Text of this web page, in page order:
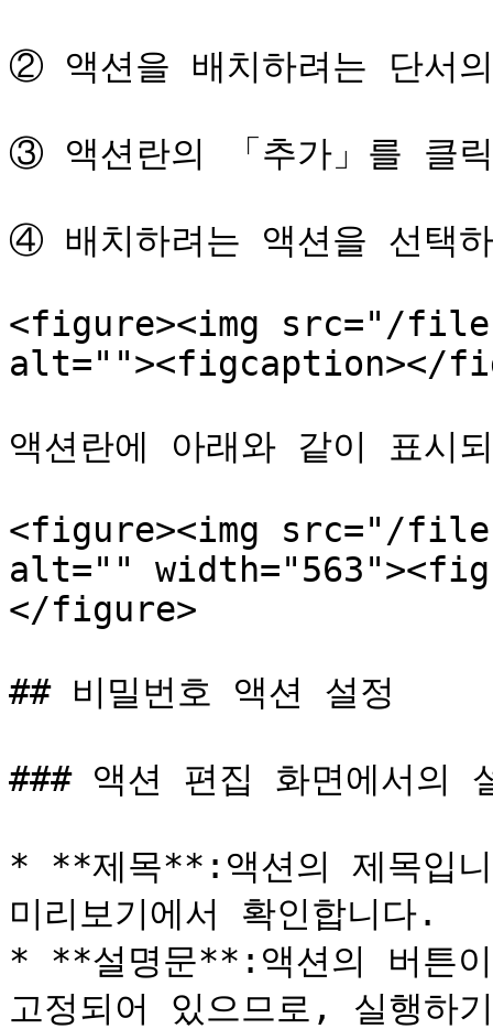
② 액션을 배치하려는 단서
③ 액션란의 「추가」를 클
④ 배치하려는 액션을 선택
<figure><img src="/
alt=""><figcaption></
액션란에 아래와 같이 표시
<figure><img src="/files/
alt=""
</figure>
## 비밀번호 액션 설정
### 액션 편집 화면에서의
* **제목**:액션의 제목입
미리보기에서 확인합니다.
* **설명문**:액션의 버튼
고정되어 있으므로, 실행하